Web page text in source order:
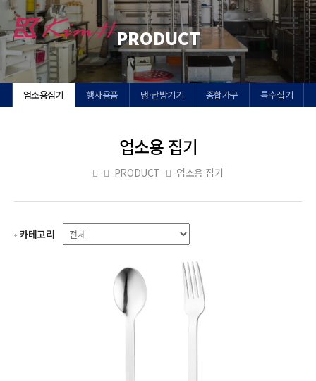
PRODUCT
업소용집기 행사용품 냉·난방기기 종합가구 특수집기
업소용 집기
PRODUCT 업소용 집기
카테고리